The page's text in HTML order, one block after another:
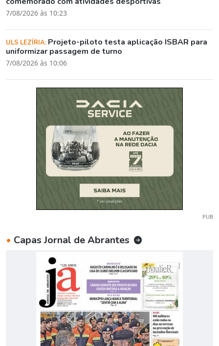
7/08/2026 às 10:23
ULS LEZÍRIA: Projeto-piloto testa aplicação ISBAR para
uniformizar passagem de turno
7/08/2026 às 10:06
PUB
• Capas Jornal de Abrantes